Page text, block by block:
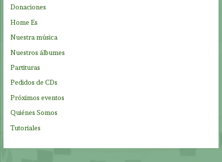
:
Donaciones
Home Es
Nuestra música
Nuestros álbumes
Partituras
Pedidos de CDs
Próximos eventos
Quiénes Somos
Tutoriales